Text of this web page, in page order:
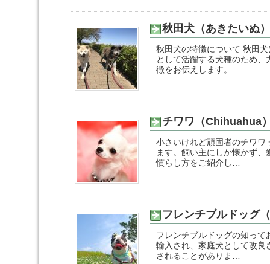
秋田犬（あきたいぬ）
秋田犬の特徴について 秋田
として活躍する犬種のため
徴をお伝えします。…
チワワ（Chihuahua
小さいけれど頑固者のチワワ
ます。飼い主にしか懐かず
慣らし方をご紹介し…
フレンチブルドッグ
フレンチブルドッグの知っ
輸入され、家庭犬として改良
されることがありま…